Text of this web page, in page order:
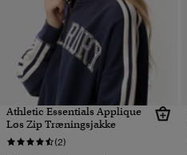
Athletic Essentials Applique
Løs Zip Træningsjakke
(2)